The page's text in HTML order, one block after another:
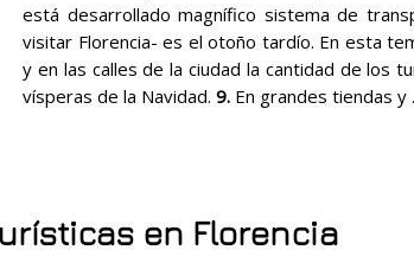
está desarrollado magnífico sistema de
visitar Florencia- es el otoño tardío. En esta
y en las calles de la ciudad la cantidad de los
vísperas de la Navidad. 9. En grandes tiendas y
en Florencia